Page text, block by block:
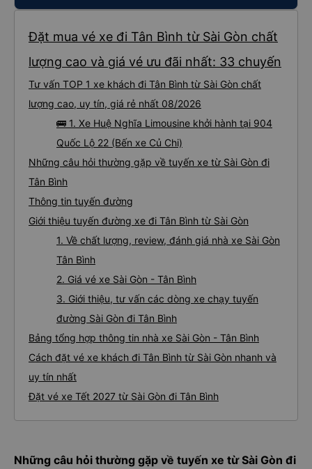
Đặt mua vé xe đi Tân Bình từ Sài Gòn chất
lượng cao và giá vé ưu đãi nhất: 33 chuyến
Tư vấn TOP 1 xe khách đi Tân Bình từ Sài Gòn chất
lượng cao, uy tín, giá rẻ nhất 08/2026
🚌 1. Xe Huệ Nghĩa Limousine khởi hành tại 904
Quốc Lộ 22 (Bến xe Củ Chi)
Những câu hỏi thường gặp về tuyến xe từ Sài Gòn đi
Tân Bình
Thông tin tuyến đường
Giới thiệu tuyến đường xe đi Tân Bình từ Sài Gòn
1. Về chất lượng, review, đánh giá nhà xe Sài Gòn
Tân Bình
2. Giá vé xe Sài Gòn - Tân Bình
3. Giới thiệu, tư vấn các dòng xe chạy tuyến
đường Sài Gòn đi Tân Bình
Bảng tổng hợp thông tin nhà xe Sài Gòn - Tân Bình
Cách đặt vé xe khách đi Tân Bình từ Sài Gòn nhanh và
uy tín nhất
Đặt vé xe Tết 2027 từ Sài Gòn đi Tân Bình
Những câu hỏi thường gặp về tuyến xe từ Sài Gòn đi